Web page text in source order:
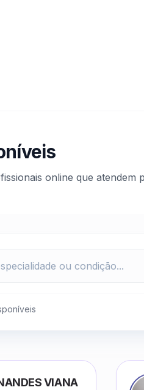
online que atendem
VIANA